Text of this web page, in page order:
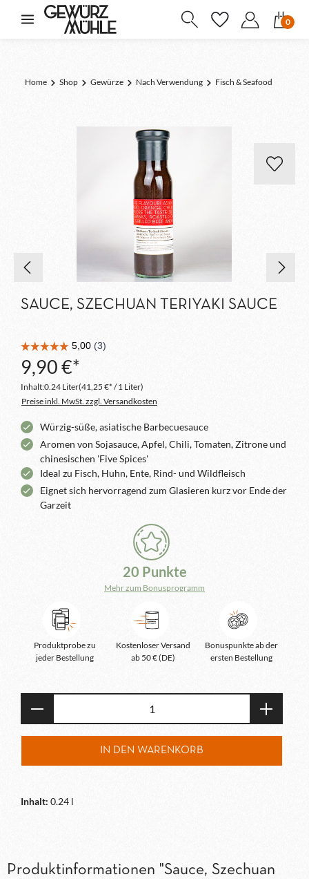
springen
0
Home Shop Gewürze Nach Verwendung Fisch & Seafood
SAUCE, SZECHUAN TERIYAKI SAUCE
9,90 €*
Inhalt:0.24 Liter(41,25 €* / 1 Liter)
Preise inkl. MwSt. zzgl. Versandkosten
Würzig-süße, asiatische Barbecuesauce
Aromen von Sojasauce, Apfel, Chili, Tomaten, Zitrone und
chinesischen 'Five Spices'
Ideal zu Fisch, Huhn, Ente, Rind- und Wildfleisch
Eignet sich hervorragend zum Glasieren kurz vor Ende der
Garzeit
20 Punkte
Mehr zum Bonusprogramm
Produktprobe zu
jeder Bestellung
Kostenloser Versand
ab 50 € (DE)
Bonuspunkte ab der
ersten Bestellung
Produkt Anzahl: Gib den gewünschten
IN DEN WARENKORB
Inhalt: 0.24 l
Produktinformationen "Sauce, Szechuan